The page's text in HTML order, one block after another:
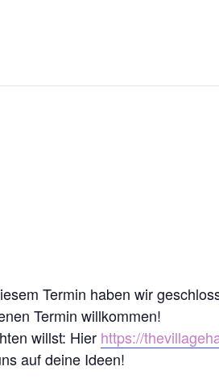
Termin haben wir
Termin willkommen!
willst: Hier https://
auf deine Ideen!